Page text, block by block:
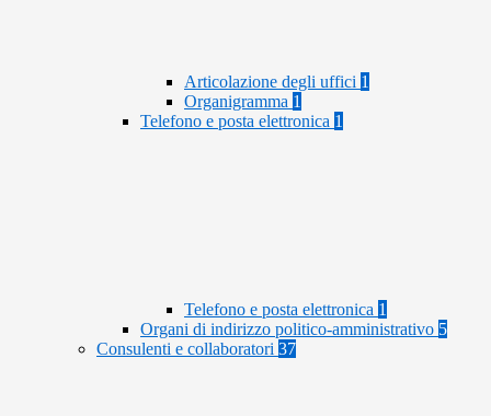
Articolazione degli uffici 1
Organigramma 1
Telefono e posta elettronica 1
Telefono e posta elettronica 1
Organi di indirizzo politico-amministrativo 5
Consulenti e collaboratori 37